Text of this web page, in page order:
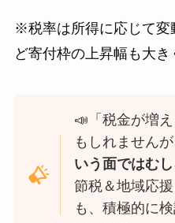
※税率は所得に応じて変
ど寄付枠の上昇幅も大き
📣「税金が増
もしれません
いう面ではむ
節税＆地域応
も、積極的に